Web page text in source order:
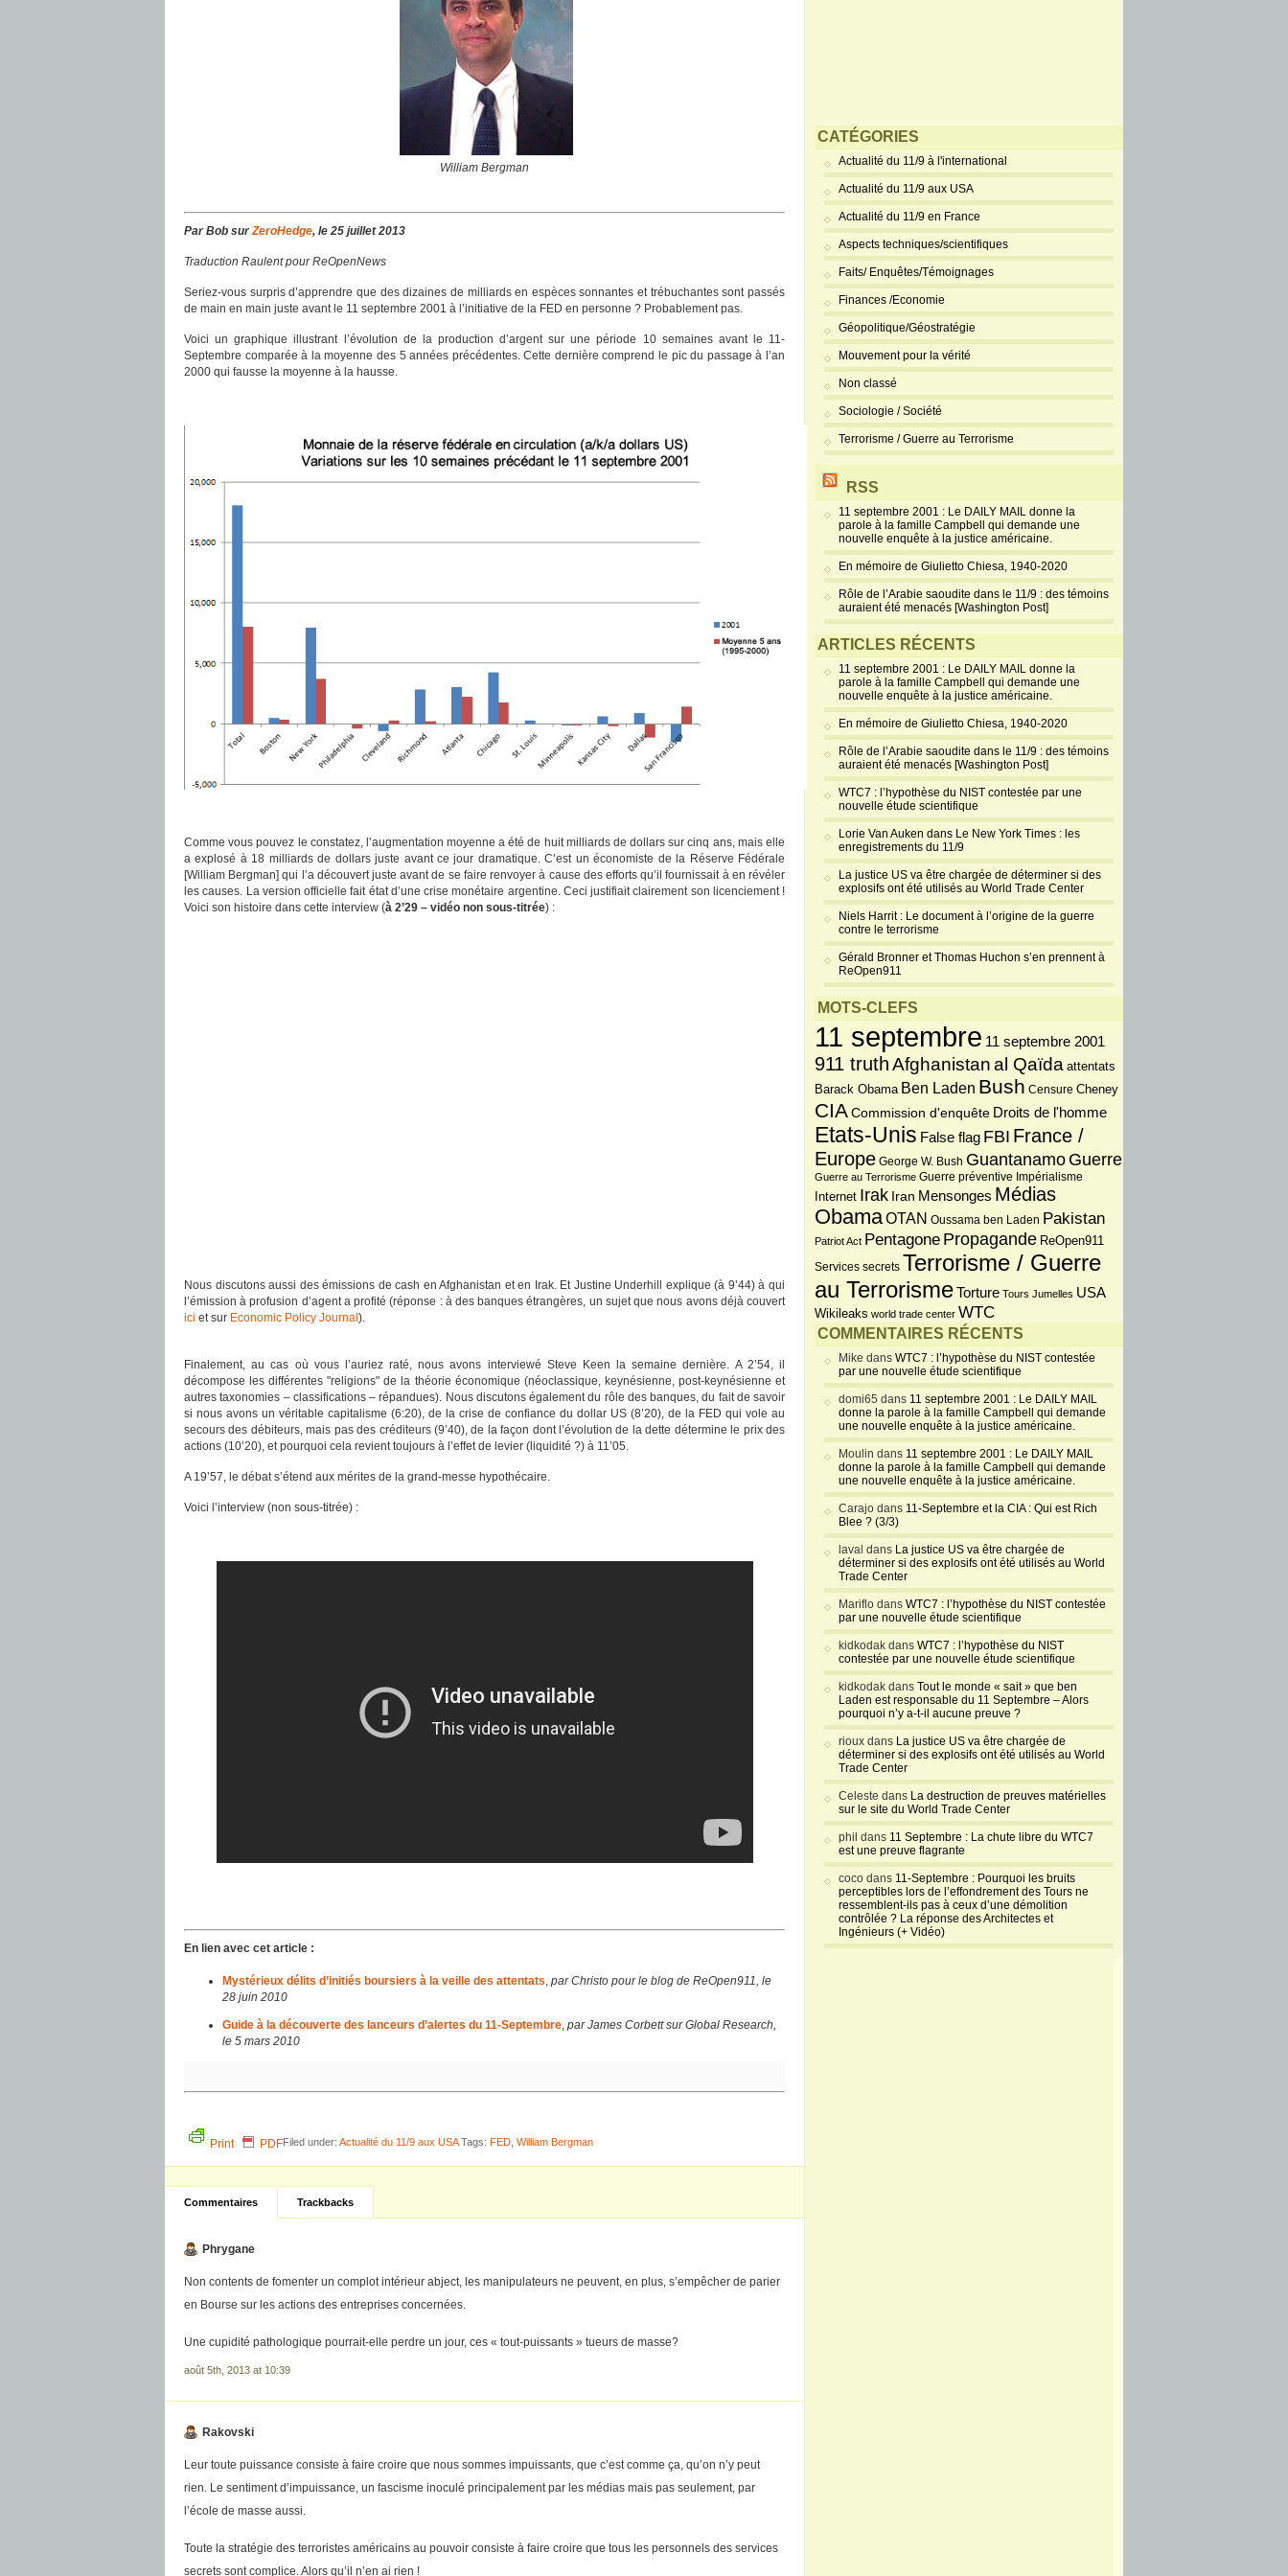
William Bergman
Par Bob surZeroHedge, le 25 juillet 2013
Traduction Raulent pour ReOpenNews
Seriez-vous surpris d’apprendre que des dizaines de milliards en espèces sonnantes et trébuchantes sont passés
de main en main juste avant le 11 septembre 2001 à l’initiative de la FED en personne ? Probablement pas.
Voici un graphique illustrant l’évolution de la production d’argent sur une période 10 semaines avant le 11-
Septembre comparée à la moyenne des 5 années précédentes. Cette dernière comprend le pic du passage à l’an
2000 qui fausse la moyenne à la hausse.
Comme vous pouvez le constatez, l’augmentation moyenne a été de huit milliards de dollars sur cinq ans, mais elle
a explosé à 18 milliards de dollars juste avant ce jour dramatique. C’est un économiste de la Réserve Fédérale
[William Bergman] qui l’a découvert juste avant de se faire renvoyer à cause des efforts qu’il fournissait à en révéler
les causes. La version officielle fait état d’une crise monétaire argentine. Ceci justifiait clairement son licenciement !
Voici son histoire dans cette interview (à 2’29 – vidéo non sous-titrée) :
Nous discutons aussi des émissions de cash en Afghanistan et en Irak. Et Justine Underhill explique (à 9’44) à qui
l’émission à profusion d’agent a profité (réponse : à des banques étrangères, un sujet que nous avons déjà couvert
ici et sur Economic Policy Journal ).
Finalement, au cas où vous l’auriez raté, nous avons interviewé Steve Keen la semaine dernière. A 2’54, il
décompose les différentes "religions" de la théorie économique (néoclassique, keynésienne, post-keynésienne et
autres taxonomies – classifications – répandues). Nous discutons également du rôle des banques, du fait de savoir
si nous avons un véritable capitalisme (6:20), de la crise de confiance du dollar US (8’20), de la FED qui vole au
secours des débiteurs, mais pas des créditeurs (9’40), de la façon dont l’évolution de la dette détermine le prix des
actions (10’20), et pourquoi cela revient toujours à l’effet de levier (liquidité ?) à 11’05.
A 19’57, le débat s’étend aux mérites de la grand-messe hypothécaire.
Voici l’interview (non sous-titrée) :
En lien avec cet article :
Mystérieux délits d’initiés boursiers à la veille des attentats, par Christo pour le blog de ReOpen911, le
28 juin 2010
Guide à la découverte des lanceurs d’alertes du 11-Septembre, par James Corbett sur Global Research,
le 5 mars 2010
Print PDFFiled under: Actualité du 11/9 aux USATags: FED William Bergman
Commentaires Trackbacks
Phrygane
Non contents de fomenter un complot intérieur abject, les manipulateurs ne peuvent, en plus, s’empêcher de parier
en Bourse sur les actions des entreprises concernées.
Une cupidité pathologique pourrait-elle perdre un jour, ces « tout-puissants » tueurs de masse?
août 5th, 2013 at 10:39
Rakovski
Leur toute puissance consiste à faire croire que nous sommes impuissants, que c’est comme ça, qu’on n’y peut
rien. Le sentiment d’impuissance, un fascisme inoculé principalement par les médias mais pas seulement, par
l’école de masse aussi.
Toute la stratégie des terroristes américains au pouvoir consiste à faire croire que tous les personnels des services
secrets sont complice. Alors qu’il n’en ai rien !
CATÉGORIES
Actualité du 11/9 à l'international
Actualité du 11/9 aux USA
Actualité du 11/9 en France
Aspects techniques/scientifiques
Faits/ Enquêtes/Témoignages
Finances /Economie
Géopolitique/Géostratégie
Mouvement pour la vérité
Non classé
Sociologie / Société
Terrorisme / Guerre au Terrorisme
RSS
11 septembre 2001 : Le DAILY MAIL donne la
parole à la famille Campbell qui demande une
nouvelle enquête à la justice américaine.
En mémoire de Giulietto Chiesa, 1940-2020
Rôle de l’Arabie saoudite dans le 11/9 : des témoins
auraient été menacés [Washington Post]
ARTICLES RÉCENTS
11 septembre 2001 : Le DAILY MAIL donne la
parole à la famille Campbell qui demande une
nouvelle enquête à la justice américaine.
En mémoire de Giulietto Chiesa, 1940-2020
Rôle de l’Arabie saoudite dans le 11/9 : des témoins
auraient été menacés [Washington Post]
WTC7 : l’hypothèse du NIST contestée par une
nouvelle étude scientifique
Lorie Van Auken dans Le New York Times : les
enregistrements du 11/9
La justice US va être chargée de déterminer si des
explosifs ont été utilisés au World Trade Center
Niels Harrit : Le document à l’origine de la guerre
contre le terrorisme
Gérald Bronner et Thomas Huchon s’en prennent à
ReOpen911
MOTS-CLEFS
11 septembre 11 septembre 2001
911 truthAfghanistanal Qaïda attentats
Barack Obama Ben Laden Bush Censure Cheney
CIA Commission d'enquête Droits de l'homme
Etats-Unis False flag FBI France /
Europe George W. Bush Guantanamo Guerre
Guerre au Terrorisme Guerre préventive Impérialisme
Internet Irak Iran Mensonges Médias
ObamaOTAN Oussama ben Laden Pakistan
Patriot Act Pentagone Propagande ReOpen911
Services secrets Terrorisme / Guerre
au TerrorismeTorture Tours Jumelles USA
Wikileaks world trade center WTC
COMMENTAIRES RÉCENTS
Mike dans WTC7 : l’hypothèse du NIST contestée
par une nouvelle étude scientifique
domi65 dans 11 septembre 2001 : Le DAILY MAIL
donne la parole à la famille Campbell qui demande
une nouvelle enquête à la justice américaine.
Moulin dans 11 septembre 2001 : Le DAILY MAIL
donne la parole à la famille Campbell qui demande
une nouvelle enquête à la justice américaine.
Carajo dans 11-Septembre et la CIA : Qui est Rich
Blee ? (3/3)
laval dans La justice US va être chargée de
déterminer si des explosifs ont été utilisés au World
Trade Center
Mariflo dans WTC7 : l’hypothèse du NIST contestée
par une nouvelle étude scientifique
kidkodak dans WTC7 : l’hypothèse du NIST
contestée par une nouvelle étude scientifique
kidkodak dans Tout le monde « sait » que ben
Laden est responsable du 11 Septembre – Alors
pourquoi n’y a-t-il aucune preuve ?
rioux dans La justice US va être chargée de
déterminer si des explosifs ont été utilisés au World
Trade Center
Celeste dans La destruction de preuves matérielles
sur le site du World Trade Center
phil dans 11 Septembre : La chute libre du WTC7
est une preuve flagrante
coco dans 11-Septembre : Pourquoi les bruits
perceptibles lors de l’effondrement des Tours ne
ressemblent-ils pas à ceux d’une démolition
contrôlée ? La réponse des Architectes et
Ingénieurs (+ Vidéo)